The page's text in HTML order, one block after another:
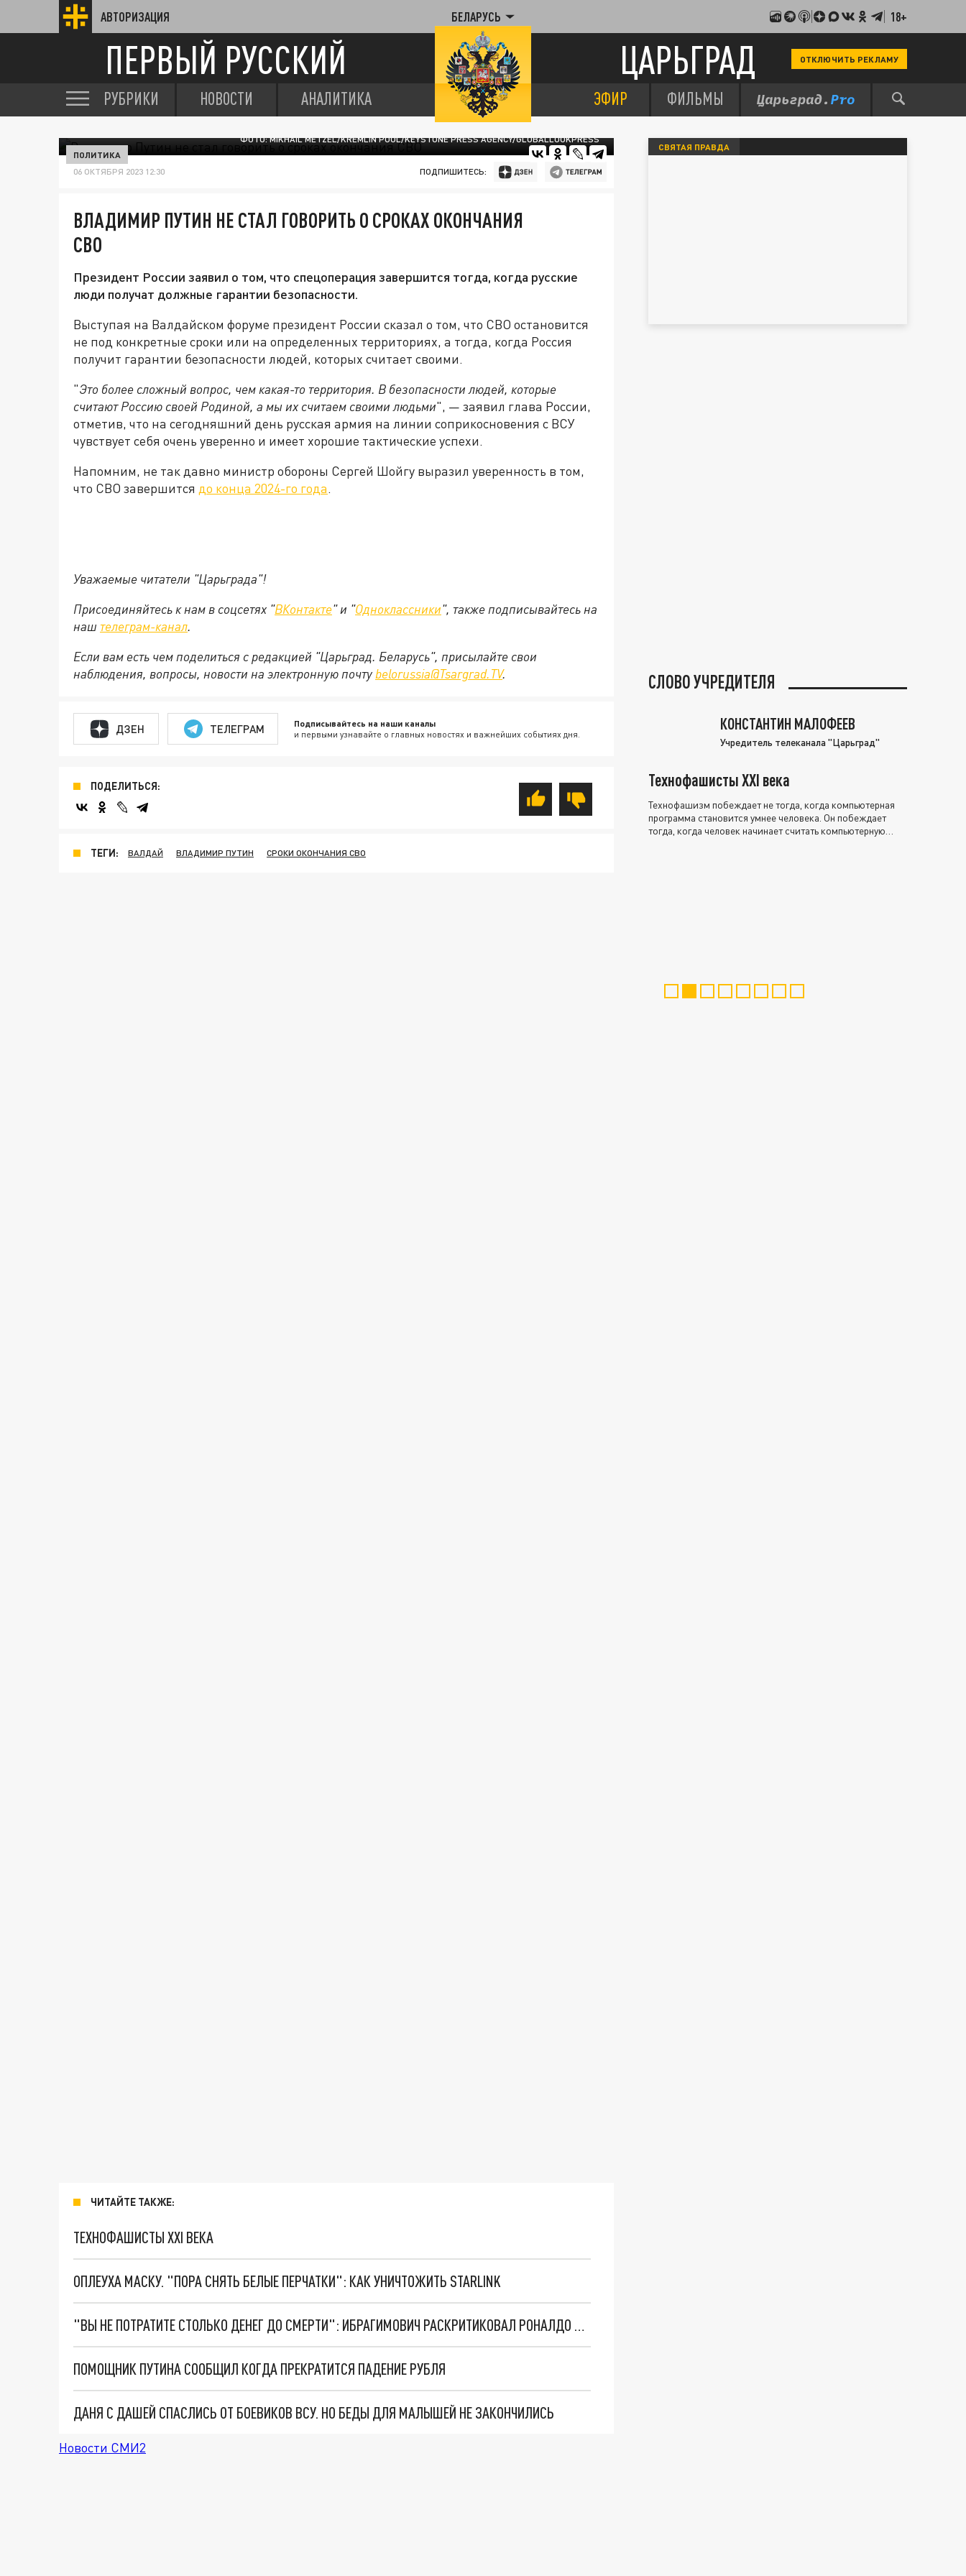
АВТОРИЗАЦИЯ БЕЛАРУСЬ 18+
ПЕРВЫЙ РУССКИЙ ЦАРЬГРАД ОТКЛЮЧИТЬ РЕКЛАМУ
РУБРИКИ НОВОСТИ АНАЛИТИКА ЭФИР ФИЛЬМЫ
ФОТО: MIKHAIL METZEL/KREMLIN POOL/KEYSTONE PRESS AGENCY/GLOBALLOOKPRESS
ПОЛИТИКА
06 ОКТЯБРЯ 2023 12:30 ПОДПИШИТЕСЬ:
ВЛАДИМИР ПУТИН НЕ СТАЛ ГОВОРИТЬ О СРОКАХ ОКОНЧАНИЯ
СВО
Президент России заявил о том, что спецоперация завершится тогда, когда русские
люди получат должные гарантии безопасности.
Выступая на Валдайском форуме президент России сказал о том, что СВО остановится
не под конкретные сроки или на определенных территориях, а тогда, когда Россия
получит гарантии безопасности людей, которых считает своими.
"Это более сложный вопрос, чем какая-то территория. В безопасности людей, которые
считают Россию своей Родиной, а мы их считаем своими людьми", — заявил глава России,
отметив, что на сегодняшний день русская армия на линии соприкосновения с ВСУ
чувствует себя очень уверенно и имеет хорошие тактические успехи.
Напомним, не так давно министр обороны Сергей Шойгу выразил уверенность в том,
что СВО завершится до конца 2024-го года.
Уважаемые читатели "Царьграда"!
Присоединяйтесь к нам в соцсетях "ВКонтакте" и "Одноклассники", также подписывайтесь на
наш телеграм-канал.
Если вам есть чем поделиться с редакцией "Царьград. Беларусь", присылайте свои
наблюдения, вопросы, новости на электронную почту belorussia@Tsargrad.TV.
ДЗЕН ТЕЛЕГРАМ Подписывайтесь на наши каналы
и первыми узнавайте о главных новостях и важнейших событиях дня.
ПОДЕЛИТЬСЯ:
ТЕГИ: ВАЛДАЙ ВЛАДИМИР ПУТИН СРОКИ ОКОНЧАНИЯ СВО
ЧИТАЙТЕ ТАКЖЕ:
ТЕХНОФАШИСТЫ XXI ВЕКА
ОПЛЕУХА МАСКУ. "ПОРА СНЯТЬ БЕЛЫЕ ПЕРЧАТКИ": КАК УНИЧТОЖИТЬ STARLINK
"ВЫ НЕ ПОТРАТИТЕ СТОЛЬКО ДЕНЕГ ДО СМЕРТИ": ИБРАГИМОВИЧ РАСКРИТИКОВАЛ РОНАЛДО И БЕНЗЕМУ ЗА ЖАДНОСТЬ
ПОМОЩНИК ПУТИНА СООБЩИЛ КОГДА ПРЕКРАТИТСЯ ПАДЕНИЕ РУБЛЯ
ДАНЯ С ДАШЕЙ СПАСЛИСЬ ОТ БОЕВИКОВ ВСУ. НО БЕДЫ ДЛЯ МАЛЫШЕЙ НЕ ЗАКОНЧИЛИСЬ
Новости СМИ2
СВЯТАЯ ПРАВДА
СЛОВО УЧРЕДИТЕЛЯ
КОНСТАНТИН МАЛОФЕЕВ
Учредитель телеканала "Царьград"
Технофашисты XXI века
Технофашизм побеждает не тогда, когда компьютерная
программа становится умнее человека. Он побеждает
тогда, когда человек начинает считать компьютерную